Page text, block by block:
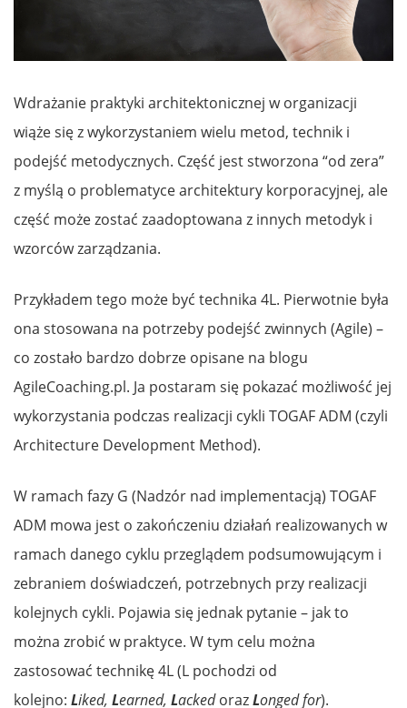
Wdrażanie praktyki architektonicznej w organizacji
wiąże się z wykorzystaniem wielu metod, technik i
podejść metodycznych. Część jest stworzona “od zera”
z myślą o problematyce architektury korporacyjnej, ale
część może zostać zaadoptowana z innych metodyk i
wzorców zarządzania.
Przykładem tego może być technika 4L. Pierwotnie była
ona stosowana na potrzeby podejść zwinnych (Agile) –
co zostało bardzo dobrze opisane na blogu
AgileCoaching.pl. Ja postaram się pokazać możliwość jej
wykorzystania podczas realizacji cykli TOGAF ADM (czyli
Architecture Development Method).
W ramach fazy G (Nadzór nad implementacją) TOGAF
ADM mowa jest o zakończeniu działań realizowanych w
ramach danego cyklu przeglądem podsumowującym i
zebraniem doświadczeń, potrzebnych przy realizacji
kolejnych cykli. Pojawia się jednak pytanie – jak to
można zrobić w praktyce. W tym celu można
zastosować technikę 4L (L pochodzi od
kolejno: Liked, Learned, LackedorazLonged for).